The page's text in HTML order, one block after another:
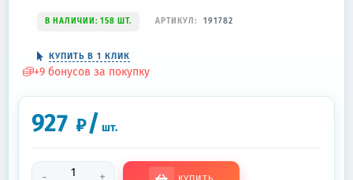
В НАЛИЧИИ: 158 ШТ. АРТИКУЛ: 191782
КУПИТЬ В 1 КЛИК
+9 бонусов за покупку
927 ₽/ шт.